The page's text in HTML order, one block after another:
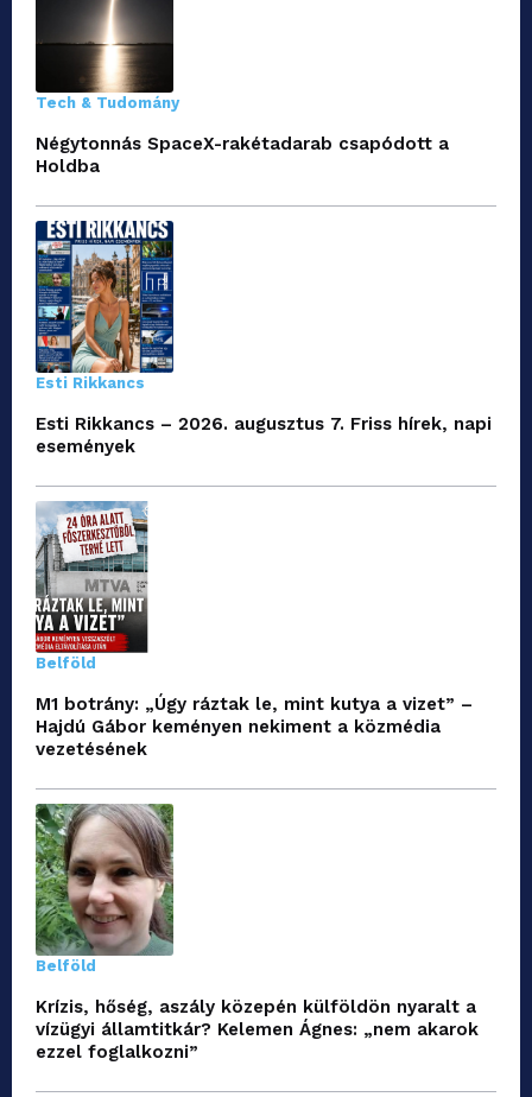
Tech & Tudomány
Négytonnás SpaceX-rakétadarab csapódott a
Holdba
Esti Rikkancs
Esti Rikkancs – 2026. augusztus 7. Friss hírek, napi
események
Belföld
M1 botrány: „Úgy ráztak le, mint kutya a vizet” –
Hajdú Gábor keményen nekiment a közmédia
vezetésének
Belföld
Krízis, hőség, aszály közepén külföldön nyaralt a
vízügyi államtitkár? Kelemen Ágnes: „nem akarok
ezzel foglalkozni”